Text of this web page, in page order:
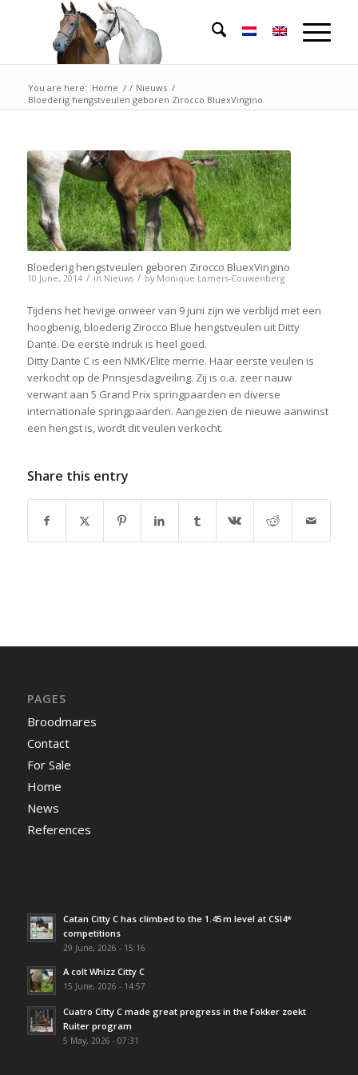
You are here: Home / / Nieuws /
Bloederig hengstveulen geboren Zirocco BluexVingino
Bloederig hengstveulen geboren Zirocco BluexVingino
10 June, 2014 / in Nieuws / by Monique Lamers-Couwenberg
Tijdens het hevige onweer van 9 juni zijn we verblijd met een
hoogbenig, bloederig Zirocco Blue hengstveulen uit Ditty
Dante. De eerste indruk is heel goed.
Ditty Dante C is een NMK/Elite merrie. Haar eerste veulen is
verkocht op de Prinsjesdagveiling. Zij is o.a. zeer nauw
verwant aan 5 Grand Prix springpaarden en diverse
internationale springpaarden. Aangezien de nieuwe aanwinst
een hengst is, wordt dit veulen verkocht.
Share this entry
PAGES
Broodmares
Contact
For Sale
Home
News
References
Catan Citty C has climbed to the 1.45 m level at CSI4*
competitions
29 June, 2026 - 15:16
A colt Whizz Citty C
15 June, 2026 - 14:57
Cuatro Citty C made great progress in the Fokker zoekt
Ruiter program
5 May, 2026 - 07:31